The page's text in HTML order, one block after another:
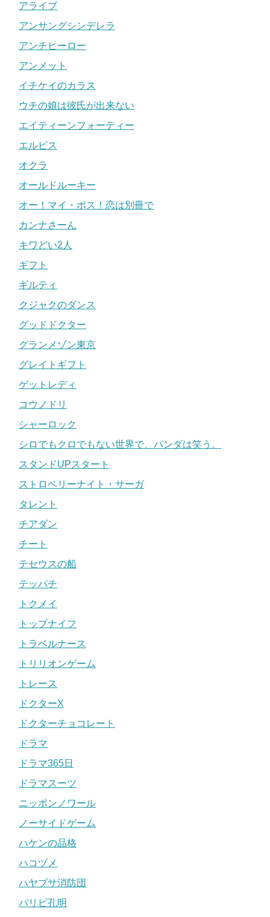
アライブ
アンサングシンデレラ
アンチヒーロー
アンメット
イチケイのカラス
ウチの娘は彼氏が出来ない
エイティーンフォーティー
エルピス
オクラ
オールドルーキー
オー！マイ・ボス！恋は別冊で
カンナさーん
キワどい2人
ギフト
ギルティ
クジャクのダンス
グッドドクター
グランメゾン東京
グレイトギフト
ゲットレディ
コウノドリ
シャーロック
シロでもクロでもない世界で、パンダは笑う。
スタンドUPスタート
ストロベリーナイト・サーガ
タレント
チアダン
チート
テセウスの船
テッパチ
トクメイ
トップナイフ
トラベルナース
トリリオンゲーム
トレース
ドクターX
ドクターチョコレート
ドラマ
ドラマ365日
ドラマスーツ
ニッポンノワール
ノーサイドゲーム
ハケンの品格
ハコヅメ
ハヤブサ消防団
パリピ孔明